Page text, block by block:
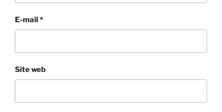
E-mail*
Site web